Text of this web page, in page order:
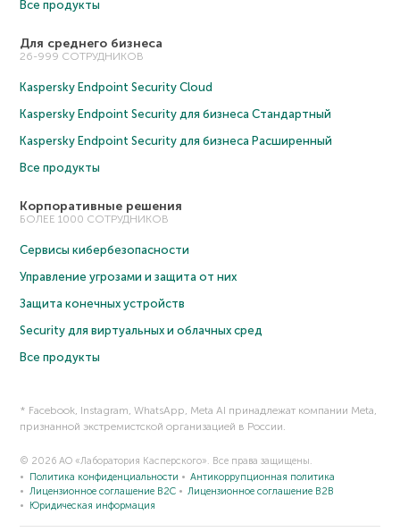
Все продукты
Для среднего бизнеса
26-999 СОТРУДНИКОВ
Kaspersky Endpoint Security Cloud
Kaspersky Endpoint Security для бизнеса Cтандартный
Kaspersky Endpoint Security для бизнеса Расширенный
Все продукты
Корпоративные решения
БОЛЕЕ 1000 СОТРУДНИКОВ
Сервисы кибербезопасности
Управление угрозами и защита от них
Защита конечных устройств
Security для виртуальных и облачных сред
Все продукты
* Facebook, Instagram, WhatsApp, Meta AI принадлежат компании Meta,
признанной экстремистской организацией в России.
© 2026 АО «Лаборатория Касперского». Все права защищены.
Политика конфиденциальности
Антикоррупционная политика
Лицензионное соглашение B2C
Лицензионное соглашение B2B
Юридическая информация